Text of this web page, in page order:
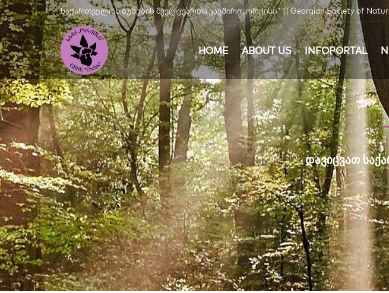
საქართველოს ბუნების მკვლევართა კავშირი „ორქისი" || Georgian Society of
HOME ABOUT US INFOPORTAL
ᲓᲐᲕᲘᲪᲕᲐᲗ